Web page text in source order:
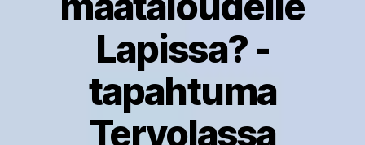
Lapissa? -
tapahtuma
Tervolassa